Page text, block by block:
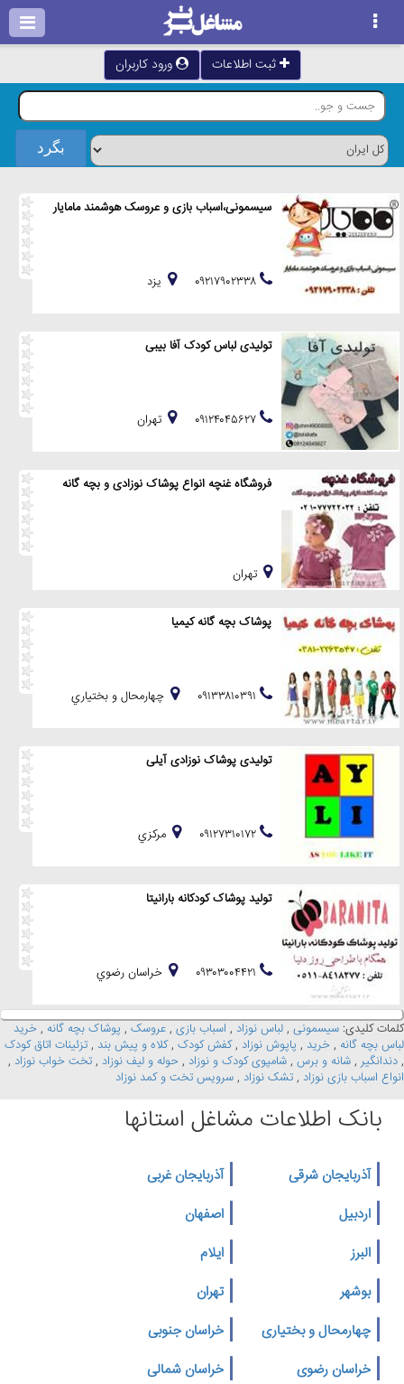
ثبت اطلاعات ورود کاربران
سیسمونی،اسباب بازی و عروسک هوشمند مامایار
يزد
تولیدی لباس کودک آفا بیبی
تهران
فروشگاه غنچه انواع پوشاک نوزادی و بچه گانه
تهران
پوشاک بچه گانه کیمیا
چهارمحال و بختياري
تولیدی پوشاک نوزادی آیلی
مركزي
تولید پوشاک کودکانه بارانیتا
خراسان رضوي
کلمات کلیدی: سیسمونی , لباس نوزاد , اسباب بازی , عروسک , پوشاک بچه گانه , خرید
لباس بچه گانه , خرید , پاپوش نوزاد ,کفش کودک ,کلاه و پیش بند , تزئینات اتاق کودک
, دندانگیر , شانه و برس , شامپوی کودک و نوزاد , حوله و لیف نوزاد , تخت خواب نوزاد ,
انواع اسباب بازی نوزاد , تشک نوزاد , سرویس تخت و کمد نوزاد
بانک اطلاعات مشاغل استانها
آذربایجان شرقی
آذربایجان غربی
اردبیل
اصفهان
البرز
ایلام
بوشهر
تهران
چهارمحال و بختیاری
خراسان جنوبی
خراسان رضوی
خراسان شمالی